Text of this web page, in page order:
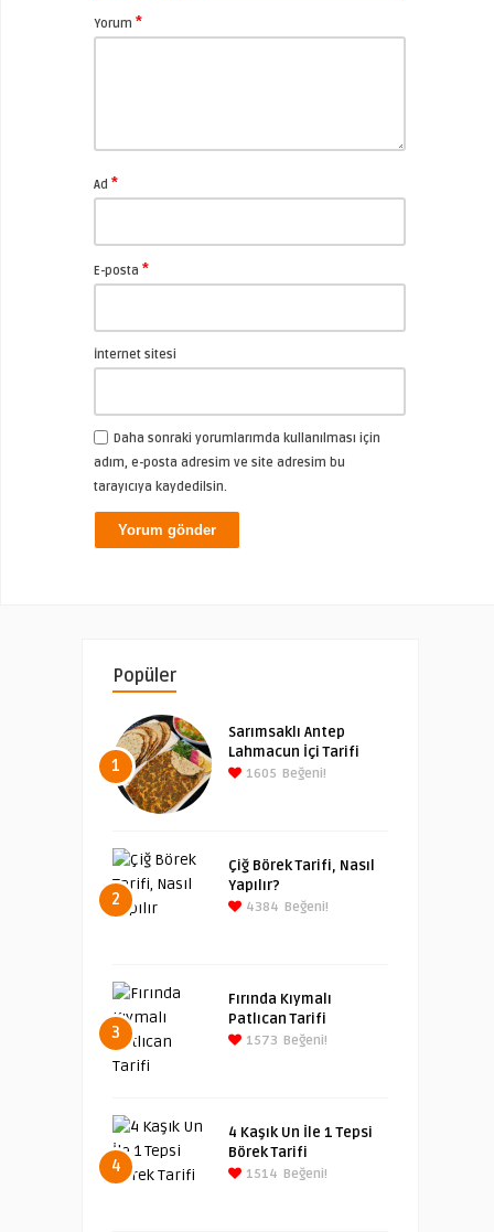
Yorum *
Ad *
E-posta *
İnternet sitesi
Daha sonraki yorumlarımda kullanılması için
adım, e-posta adresim ve site adresim bu
tarayıcıya kaydedilsin.
Popüler
1
Sarımsaklı Antep
Lahmacun İçi Tarifi
1605 Beğeni!
2
Çiğ Börek Tarifi, Nasıl
Yapılır?
4384 Beğeni!
3
Fırında Kıymalı
Patlıcan Tarifi
1573 Beğeni!
4
4 Kaşık Un İle 1 Tepsi
Börek Tarifi
1514 Beğeni!